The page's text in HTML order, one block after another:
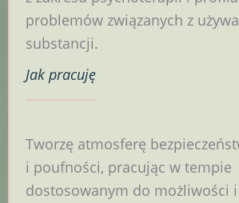
problemów związanych z
substancji.
Jak pracuję
Tworzę atmosferę
i poufności, pracując w tempie
dostosowanym do możliwości